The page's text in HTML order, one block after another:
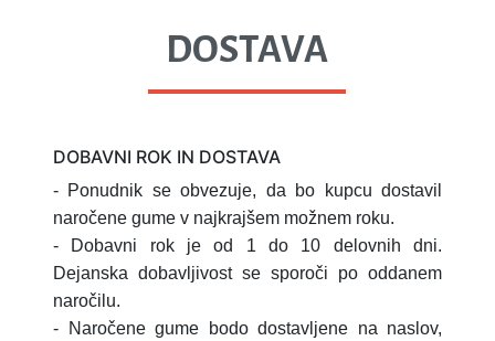
DOSTAVA
DOBAVNI ROK IN DOSTAVA
- Ponudnik se obvezuje, da bo kupcu dostavil
naročene gume v najkrajšem možnem roku.
- Dobavni rok je od 1 do 10 delovnih dni.
Dejanska dobavljivost se sporoči po oddanem
naročilu.
- Naročene gume bodo dostavljene na naslov,